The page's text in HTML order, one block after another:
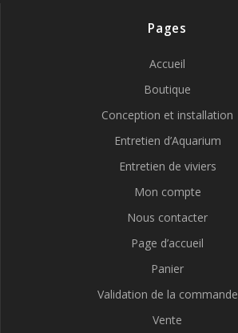
Pages
Accueil
Boutique
Conception et installation
Entretien d’Aquarium
Entretien de viviers
Mon compte
Nous contacter
Page d’accueil
Panier
Validation de la commande
Vente